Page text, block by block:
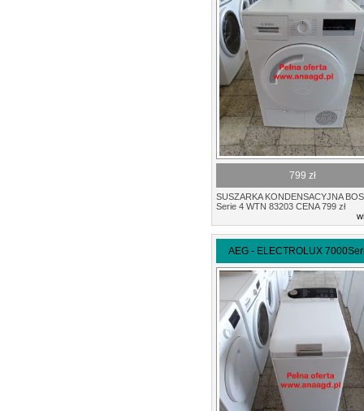
799 zł
SUSZARKA KONDENSACYJNA
Serie 4 WTN 83203 CENA 799 zł
AEG - ELECTROLUX